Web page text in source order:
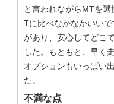
と言われながらMTを
Tに比べなかなかいい
があり、安心してどこ
した。もともと、早く
オプションもいっぱい
た。
不満な点